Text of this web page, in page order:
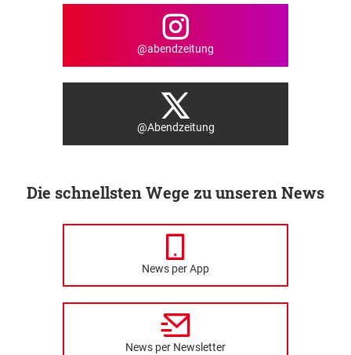
@abendzeitung
@Abendzeitung
Die schnellsten Wege zu unseren News
News per App
News per Newsletter